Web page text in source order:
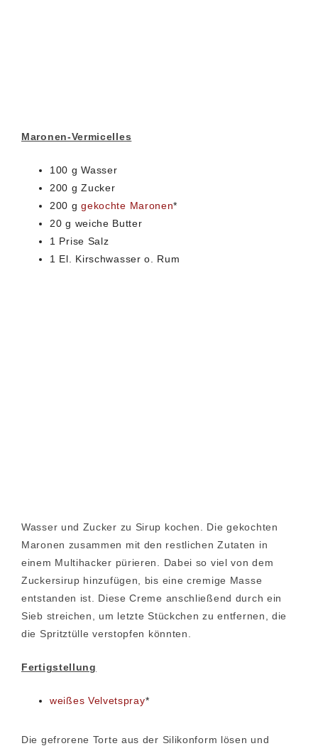
Maronen-Vermicelles
100 g Wasser
200 g Zucker
200 ggekochte Maronen*
20 g weiche Butter
1 Prise Salz
1 El. Kirschwasser o. Rum
Wasser und Zucker zu Sirup kochen. Die gekochten
Maronen zusammen mit den restlichen Zutaten in
einem Multihacker pürieren. Dabei so viel von dem
Zuckersirup hinzufügen, bis eine cremige Masse
entstanden ist. Diese Creme anschließend durch ein
Sieb streichen, um letzte Stückchen zu entfernen, die
die Spritztülle verstopfen könnten.
Fertigstellung
weißes Velvetspray*
Die gefrorene Torte aus der Silikonform lösen und